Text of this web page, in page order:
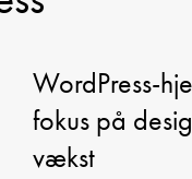
WordPress-
fokus på
vækst